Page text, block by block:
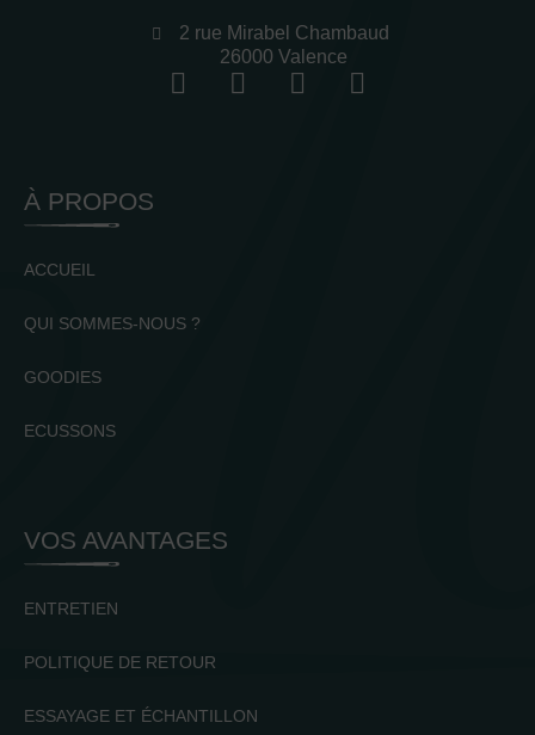
2 rue Mirabel Chambaud
26000 Valence
À PROPOS
ACCUEIL
QUI SOMMES-NOUS ?
GOODIES
ECUSSONS
VOS AVANTAGES
ENTRETIEN
POLITIQUE DE RETOUR
ESSAYAGE ET ÉCHANTILLON